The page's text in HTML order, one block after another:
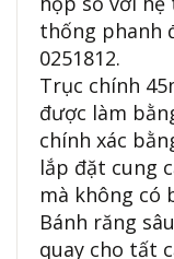
thống phanh
0251812.
Trục chính
được làm
chính xác
lắp đặt cung
mà không có
Bánh răng
quay cho tất